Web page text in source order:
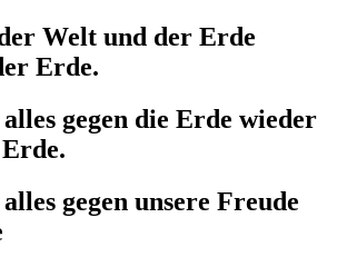
Welt und der Erde
Erde.
gegen die Erde wieder
gegen unsere Freude